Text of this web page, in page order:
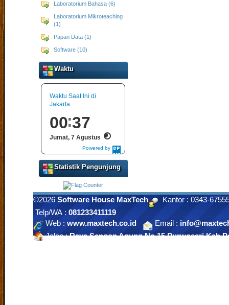
Laboratorium Bahasa (6)
Laboratorium Mikroteaching
(1)
Papan Data (1)
Software (10)
Waktu
Powered by
DaysPedia.com
Waktu Saat Ini di
Jakarta
00 37
Jumat, 7 Agustus
Statistik Pengunjung
©2026 Software House MaxTech
Kantor : 0343-
Telp/WA : 081233411119
Web : www.maxtech.co.id Email :
Jalan :Raya Sengon Agung No 15 Purwosari